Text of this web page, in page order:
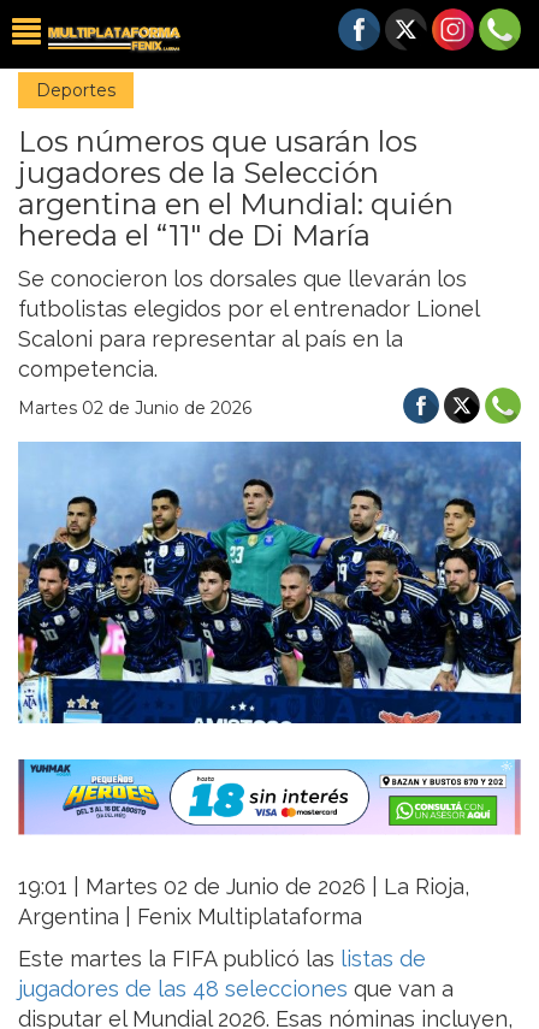
Deportes
Los números que usarán los
jugadores de la Selección
argentina en el Mundial: quién
hereda el “11″ de Di María
Se conocieron los dorsales que llevarán los
futbolistas elegidos por el entrenador Lionel
Scaloni para representar al país en la
competencia.
Martes 02 de Junio de 2026
19:01 | Martes 02 de Junio de 2026 | La Rioja,
Argentina | Fenix Multiplataforma
Este martes la FIFA publicó las listas de
jugadores de las 48 selecciones que van a
disputar el Mundial 2026. Esas nóminas incluyen,